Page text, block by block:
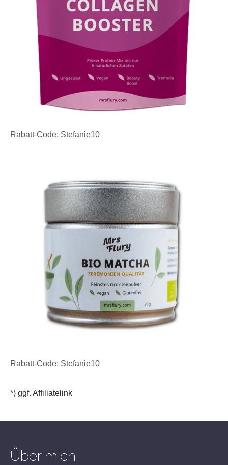
Rabatt-Code: Stefanie10
Rabatt-Code: Stefanie10
*) ggf. Affiliatelink
Über mich